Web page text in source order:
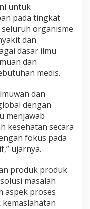
untuk
pada tingkat
organisme
dan
dasar ilmu
dan
medis.
dan
dengan
menjawab
kesehatan secara
fokus pada
ujarnya.
produk produk
masalah
aspek proses